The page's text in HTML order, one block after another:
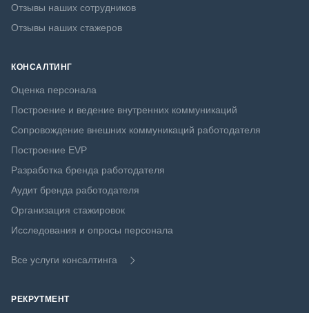
Отзывы наших сотрудников
Отзывы наших стажеров
КОНСАЛТИНГ
Оценка персонала
Построение и ведение внутренних коммуникаций
Сопровождение внешних коммуникаций работодателя
Построение EVP
Разработка бренда работодателя
Аудит бренда работодателя
Организация стажировок
Исследования и опросы персонала
Все услуги консалтинга
РЕКРУТМЕНТ